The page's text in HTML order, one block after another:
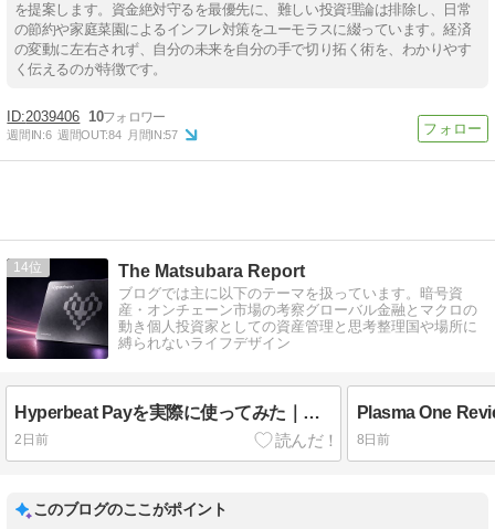
を提案します。資金絶対守るを最優先に、難しい投資理論は排除し、日常
の節約や家庭菜園によるインフレ対策をユーモラスに綴っています。経済
の変動に左右されず、自分の未来を自分の手で切り拓く術を、わかりやす
く伝えるのが特徴です。
2039406 10
週間IN:6 週間OUT:84 月間IN:57
14 The Matsubara Report
ブログでは主に以下のテーマを扱っています。暗号資
産・オンチェーン市場の考察グローバル金融とマクロの
動き個人投資家としての資産管理と思考整理国や場所に
縛られないライフデザイン
Hyperbeat Payを実際に使ってみた｜入金・Visaカード・手数料・WHYPE還元を解説
2日前 8日前
このブログのここがポイント